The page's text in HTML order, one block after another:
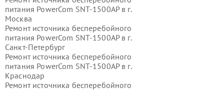
питания PowerCom SNT-1500AP в г.
Москва
Ремонт источника бесперебойного
питания PowerCom SNT-1500AP в г.
Санкт-Петербург
Ремонт источника бесперебойного
питания PowerCom SNT-1500AP в г.
Краснодар
Ремонт источника бесперебойного